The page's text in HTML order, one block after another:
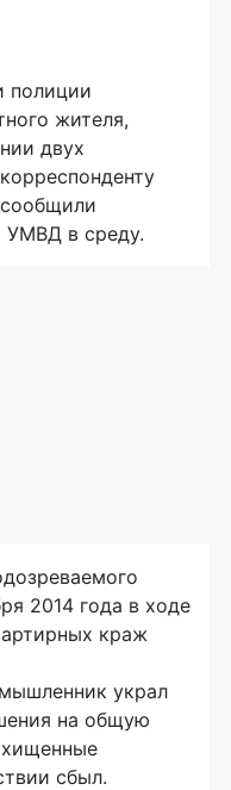
полиции
жителя,
двух
УМВД в среду.
2014 года в ходе
краж
украл
на общую
сбыл.